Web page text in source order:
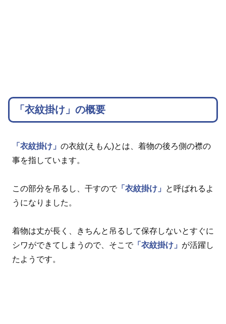
「衣紋掛け」の概要
「衣紋掛け」 の衣紋(えもん)とは、着物の後ろ側の襟の
事を指しています。
この部分を吊るし、干すので「衣紋掛け」
と呼ばれるよ
うになりました。
着物は丈が長く、きちんと吊るして保存しないとすぐに
シワができてしまうので、そこで「衣紋掛け」 が活躍し
たようです。